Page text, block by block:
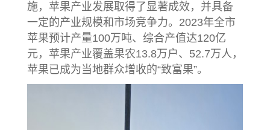
施，苹果产业发展取得了显著成效，并具备
一定的产业规模和市场竞争力。2023年全市
苹果预计产量100万吨、综合产值达120亿
元，苹果产业覆盖果农13.8万户、52.7万人，
苹果已成为当地群众增收的“致富果”。